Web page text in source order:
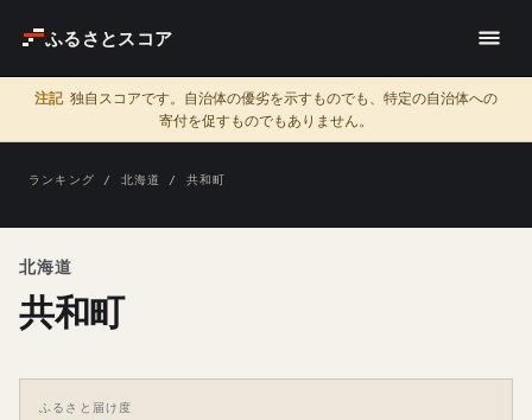
ふるさとスコア
注記 独自スコアです。自治体の優劣を示すものでも、特定の自治体への
寄付を促すものでもありません。
ランキング / 北海道 / 共和町
北海道
共和町
ふるさと届け度